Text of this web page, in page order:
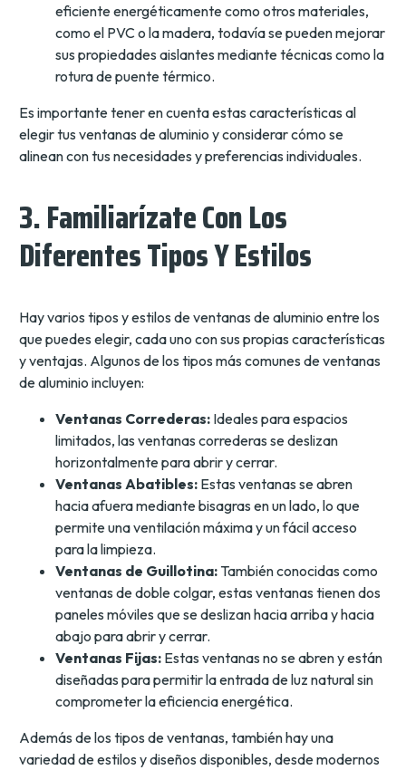
eficiente energéticamente como otros materiales,
como el PVC o la madera, todavía se pueden mejorar
sus propiedades aislantes mediante técnicas como la
rotura de puente térmico.
Es importante tener en cuenta estas características al
elegir tus ventanas de aluminio y considerar cómo se
alinean con tus necesidades y preferencias individuales.
3. Familiarízate Con Los
Diferentes Tipos Y Estilos
Hay varios tipos y estilos de ventanas de aluminio entre los
que puedes elegir, cada uno con sus propias características
y ventajas. Algunos de los tipos más comunes de ventanas
de aluminio incluyen:
Ventanas Correderas: Ideales para espacios
limitados, las ventanas correderas se deslizan
horizontalmente para abrir y cerrar.
Ventanas Abatibles: Estas ventanas se abren
hacia afuera mediante bisagras en un lado, lo que
permite una ventilación máxima y un fácil acceso
para la limpieza.
Ventanas de Guillotina: También conocidas como
ventanas de doble colgar, estas ventanas tienen dos
paneles móviles que se deslizan hacia arriba y hacia
abajo para abrir y cerrar.
Ventanas Fijas: Estas ventanas no se abren y están
diseñadas para permitir la entrada de luz natural sin
comprometer la eficiencia energética.
Además de los tipos de ventanas, también hay una
variedad de estilos y diseños disponibles, desde modernos